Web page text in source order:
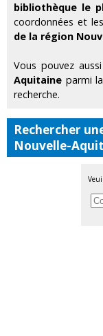
bibliothèque le
coordonnées et
de la région
Vous pouvez
Aquitaine parmi
recherche.
Rechercher
Nouvelle-